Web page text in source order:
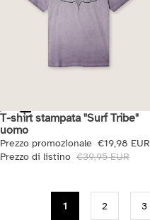
Saldi
T-shirt stampata "Surf Tribe"
uomo
Prezzo promozionale €19,98 EUR
Prezzo di listino €39,95 EUR
1 2 3